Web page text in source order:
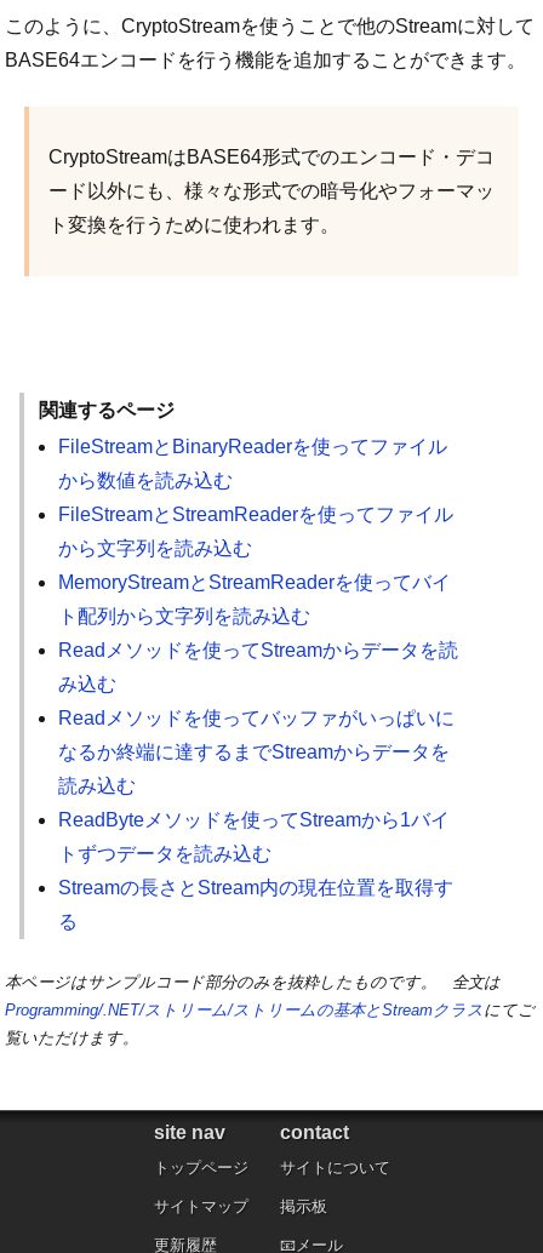
このように、CryptoStreamを使うことで他のStreamに対して
BASE64エンコードを行う機能を追加することができます。
CryptoStreamはBASE64形式でのエンコード・デコ
ード以外にも、様々な形式での暗号化やフォーマッ
ト変換を行うために使われます。
関連するページ
FileStreamとBinaryReaderを使ってファイル
から数値を読み込む
FileStreamとStreamReaderを使ってファイル
から文字列を読み込む
MemoryStreamとStreamReaderを使ってバイ
ト配列から文字列を読み込む
Readメソッドを使ってStreamからデータを読
み込む
Readメソッドを使ってバッファがいっぱいに
なるか終端に達するまでStreamからデータを
読み込む
ReadByteメソッドを使ってStreamから1バイ
トずつデータを読み込む
Streamの長さとStream内の現在位置を取得す
る
本ページはサンプルコード部分のみを抜粋したものです。 全文は
Programming/.NET/ストリーム/ストリームの基本とStreamクラス にてご
覧いただけます。
site nav
トップページ
サイトマップ
更新履歴
contact
サイトについて
掲示板
メール